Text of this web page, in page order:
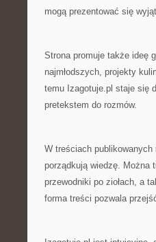
mogą prezentować się
Strona promuje także ideę
najmłodszych, projekty
temu Izagotuje.pl staje się
pretekstem do rozmów.
W treściach
porządkują wiedzę. Można
przewodniki po ziołach, a
forma treści pozwala